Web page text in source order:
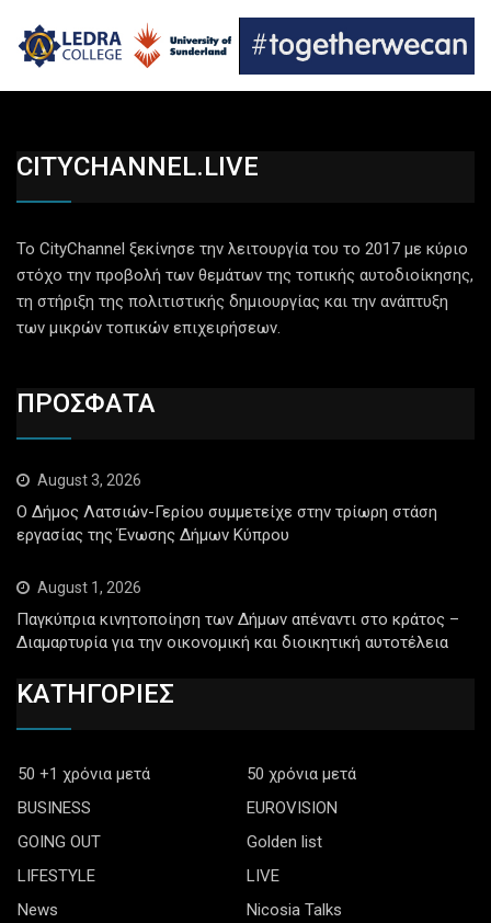
CITYCHANNEL.LIVE
Το CityChannel ξεκίνησε την λειτουργία του το 2017 με κύριο
στόχο την προβολή των θεμάτων της τοπικής αυτοδιοίκησης,
τη στήριξη της πολιτιστικής δημιουργίας και την ανάπτυξη
των μικρών τοπικών επιχειρήσεων.
ΠΡΟΣΦΑΤΑ
August 3, 2026
Ο Δήμος Λατσιών-Γερίου συμμετείχε στην τρίωρη στάση
εργασίας της Ένωσης Δήμων Κύπρου
August 1, 2026
Παγκύπρια κινητοποίηση των Δήμων απέναντι στο κράτος –
Διαμαρτυρία για την οικονομική και διοικητική αυτοτέλεια
ΚΑΤΗΓΟΡΙΕΣ
50 +1 χρόνια μετά
50 χρόνια μετά
BUSINESS
EUROVISION
GOING OUT
Golden list
LIFESTYLE
LIVE
News
Nicosia Talks